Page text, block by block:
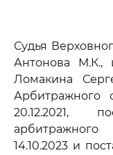
Судья
Антонова М.К.,
Ломакина
Арбитражного
20.12.2021,
14.10.2023 и